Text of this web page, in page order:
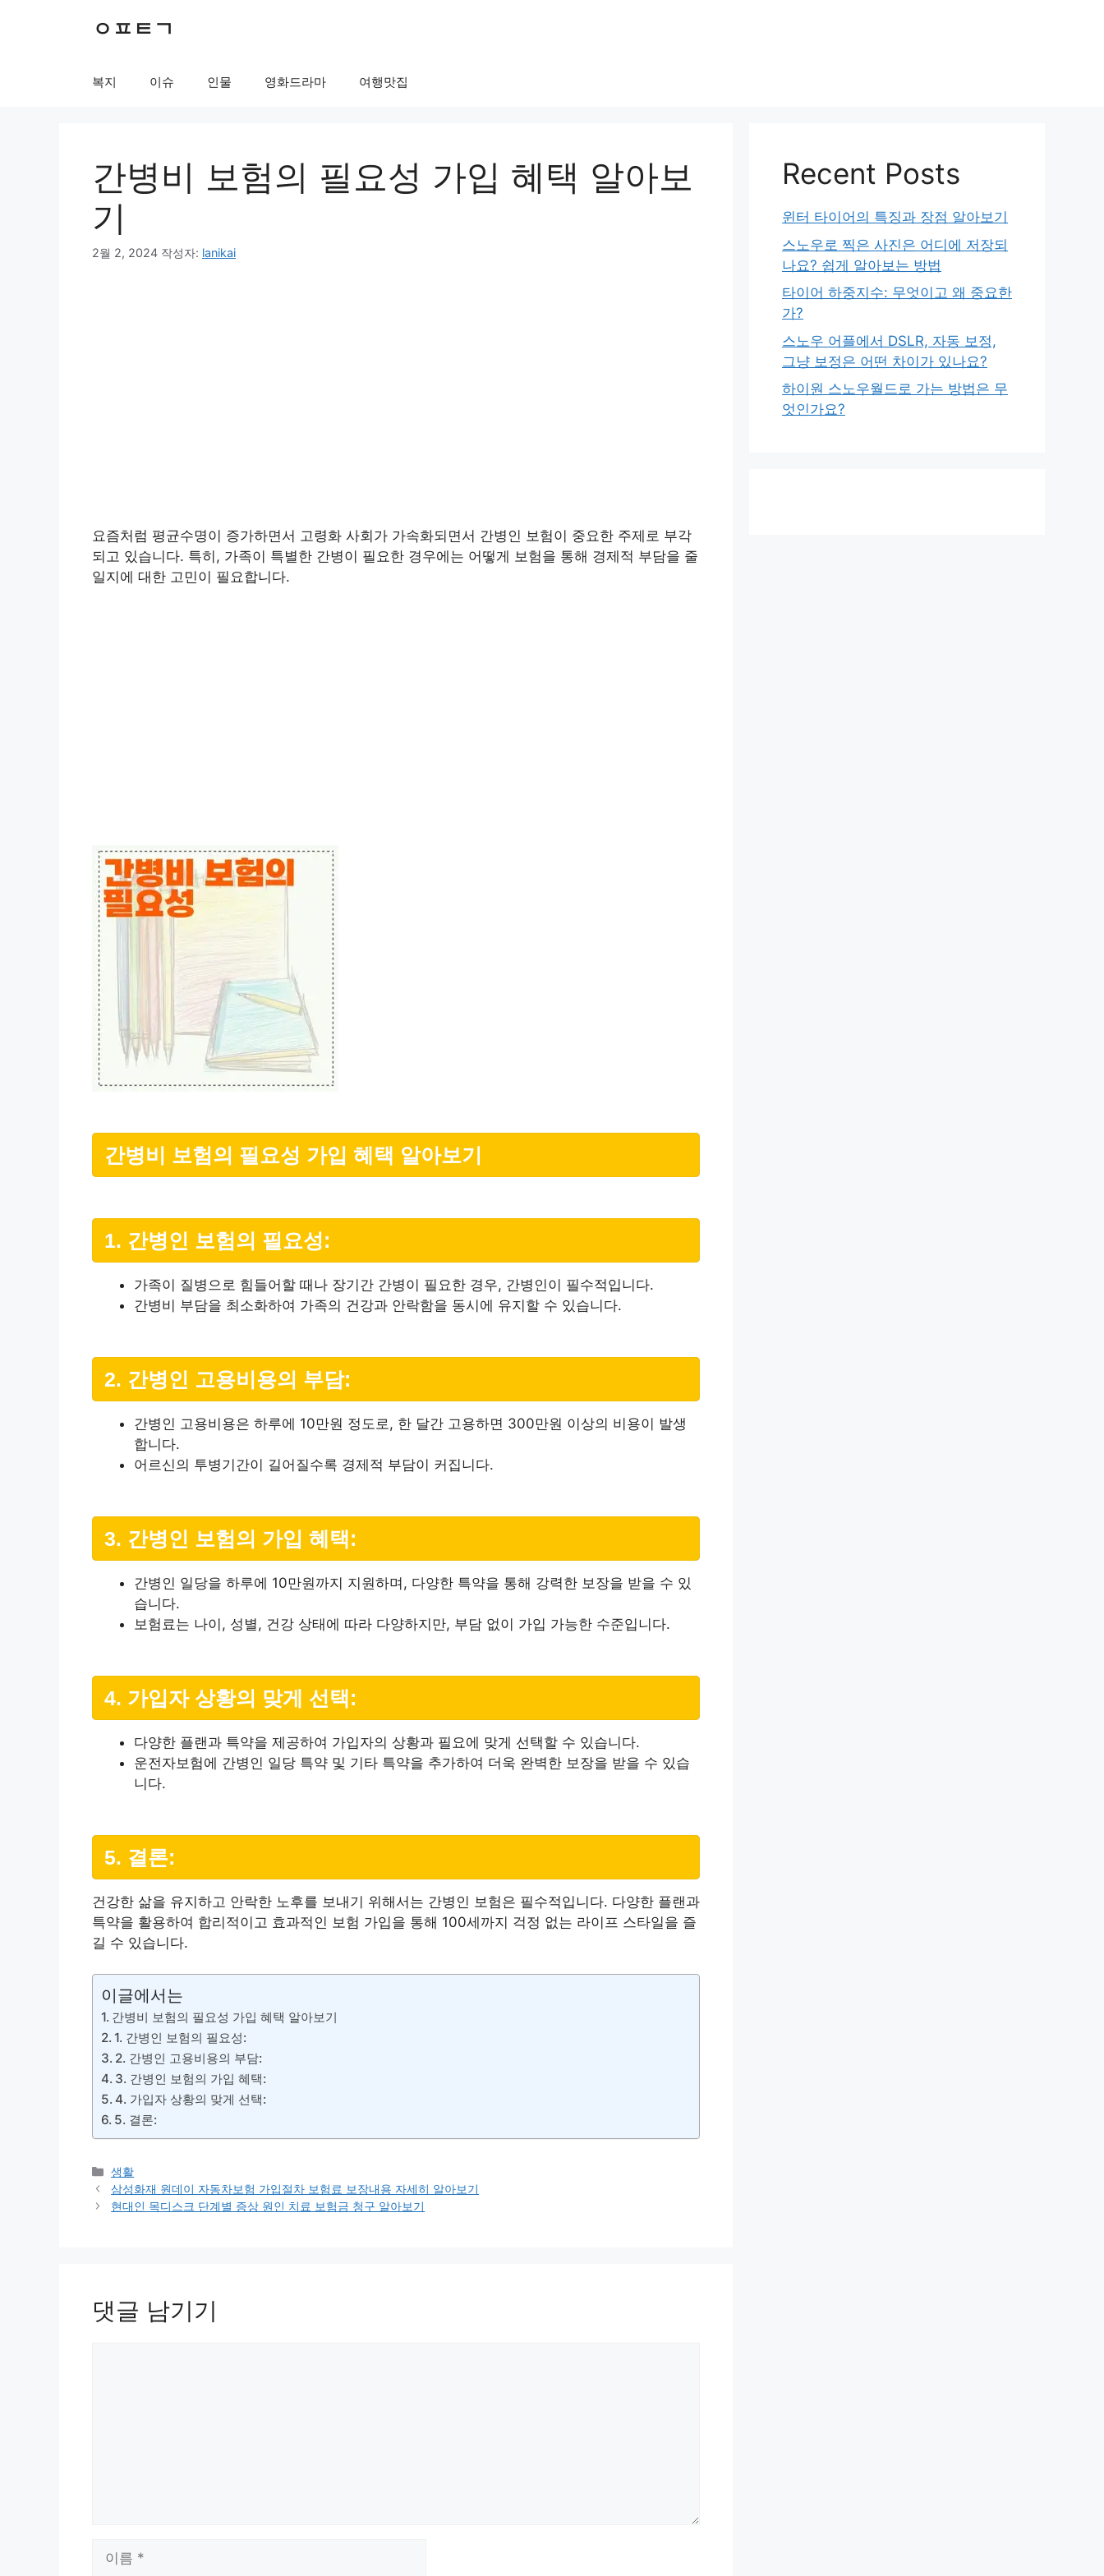
ㅇㅍㅌㄱ
복지 이슈 인물 영화드라마 여행맛집
간병비 보험의 필요성 가입 혜택 알아보
기
2월 2, 2024 작성자: lanikai
요즘처럼 평균수명이 증가하면서 고령화 사회가 가속화되면서 간병인 보험이 중요한 주제로 부각
되고 있습니다. 특히, 가족이 특별한 간병이 필요한 경우에는 어떻게 보험을 통해 경제적 부담을 줄
일지에 대한 고민이 필요합니다.
간병비 보험의 필요성 가입 혜택 알아보기
1. 간병인 보험의 필요성:
가족이 질병으로 힘들어할 때나 장기간 간병이 필요한 경우, 간병인이 필수적입니다.
간병비 부담을 최소화하여 가족의 건강과 안락함을 동시에 유지할 수 있습니다.
2. 간병인 고용비용의 부담:
간병인 고용비용은 하루에 10만원 정도로, 한 달간 고용하면 300만원 이상의 비용이 발생
합니다.
어르신의 투병기간이 길어질수록 경제적 부담이 커집니다.
3. 간병인 보험의 가입 혜택:
간병인 일당을 하루에 10만원까지 지원하며, 다양한 특약을 통해 강력한 보장을 받을 수 있
습니다.
보험료는 나이, 성별, 건강 상태에 따라 다양하지만, 부담 없이 가입 가능한 수준입니다.
4. 가입자 상황의 맞게 선택:
다양한 플랜과 특약을 제공하여 가입자의 상황과 필요에 맞게 선택할 수 있습니다.
운전자보험에 간병인 일당 특약 및 기타 특약을 추가하여 더욱 완벽한 보장을 받을 수 있습
니다.
5. 결론:
건강한 삶을 유지하고 안락한 노후를 보내기 위해서는 간병인 보험은 필수적입니다. 다양한 플랜과
특약을 활용하여 합리적이고 효과적인 보험 가입을 통해 100세까지 걱정 없는 라이프 스타일을 즐
길 수 있습니다.
이글에서는
간병비 보험의 필요성 가입 혜택 알아보기
1. 간병인 보험의 필요성:
2. 간병인 고용비용의 부담:
3. 간병인 보험의 가입 혜택:
4. 가입자 상황의 맞게 선택:
5. 결론:
카
테
고
생활
삼성화재 원데이 자동차보험 가입절차 보험료 보장내용 자세히 알아보기
현대인 목디스크 단계별 증상 원인 치료 보험금 청구 알아보기
댓글 남기기
Recent Posts
윈터 타이어의 특징과 장점 알아보기
스노우로 찍은 사진은 어디에 저장되
나요? 쉽게 알아보는 방법
타이어 하중지수: 무엇이고 왜 중요한
가?
스노우 어플에서 DSLR, 자동 보정,
그냥 보정은 어떤 차이가 있나요?
하이원 스노우월드로 가는 방법은 무
엇인가요?